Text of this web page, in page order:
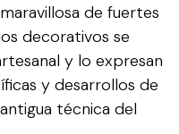
de fuertes
decorativos se
y lo expresan
y desarrollos de
técnica del